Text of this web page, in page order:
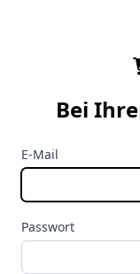
Bei
E-Mail
Passwort